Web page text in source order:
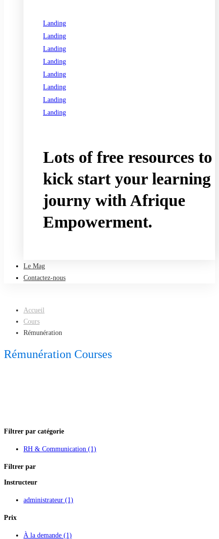
Landing
Landing
Landing
Landing
Landing
Landing
Landing
Landing
Lots of free resources to
kick start your learning
journy with Afrique
Empowerment.
Le Mag
Contactez-nous
Accueil
Cours
Rémunération
Rémunération Courses
Filtrer par catégorie
RH & Communication (1)
Filtrer par
Instructeur
administrateur (1)
Prix
À la demande (1)